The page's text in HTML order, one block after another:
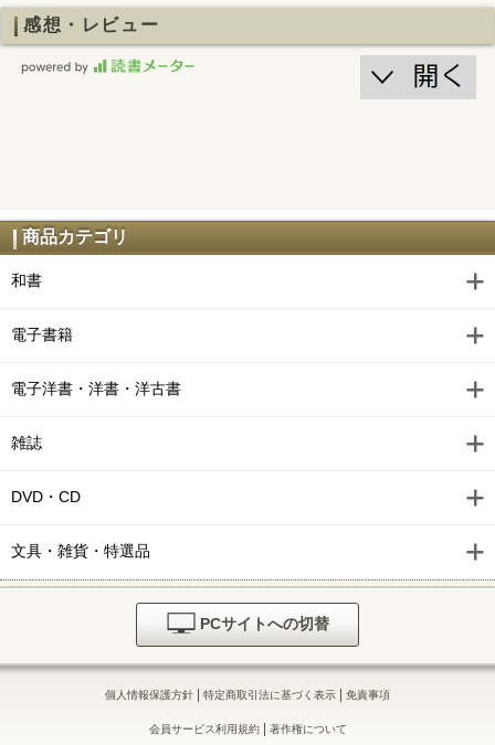
感想・レビュー
商品カテゴリ
和書
電子書籍
電子洋書・洋書・洋古書
雑誌
DVD・CD
文具・雑貨・特選品
PCサイトへの切替
個人情報保護方針 | 特定商取引法に基づく表示 | 免責事項
会員サービス利用規約| 著作権について